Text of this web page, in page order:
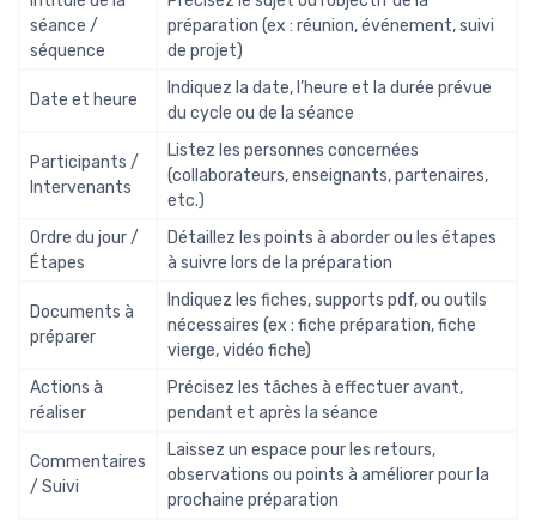
séance /
séquence
préparation (ex : réunion, événement, suivi
de projet)
Date et heure
Indiquez la date, l’heure et la durée prévue
du cycle ou de la séance
Participants /
Intervenants
Listez les personnes concernées
(collaborateurs, enseignants, partenaires,
etc.)
Ordre du jour /
Étapes
Détaillez les points à aborder ou les étapes
à suivre lors de la préparation
Documents à
préparer
Indiquez les fiches, supports pdf, ou outils
nécessaires (ex : fiche préparation, fiche
vierge, vidéo fiche)
Actions à
réaliser
Précisez les tâches à effectuer avant,
pendant et après la séance
Commentaires
/ Suivi
Laissez un espace pour les retours,
observations ou points à améliorer pour la
prochaine préparation